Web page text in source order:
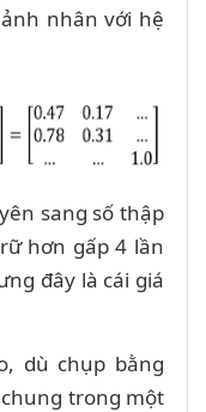
nhân với hệ
sang số thập
hơn gấp 4 lần
đây là cái giá
dù chụp bằng
trong một